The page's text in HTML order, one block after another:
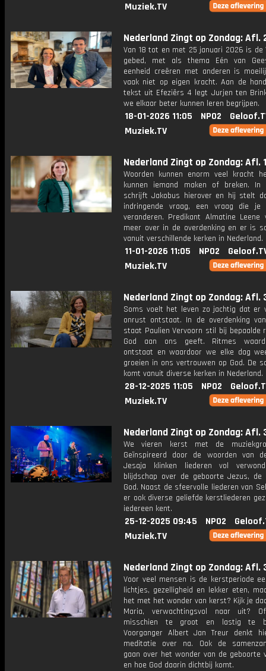
Muziek.TV
Nederland Zingt op Zondag: Afl.
Van 18 tot en met 25 januari 2026 is de
gebed, met als thema Eén van
eenheid creëren met anderen is
vaak niet op eigen kracht. Aan de
tekst uit Efeziërs 4 legt Jurjen ten
we elkaar beter kunnen leren begrijpen.
18-01-2026 11:05 NPO2
Muziek.TV
Nederland Zingt op Zondag: Afl. 1
Woorden kunnen enorm veel kracht
kunnen iemand maken of breken. In
schrijft Jakobus hierover en hij stelt
indringende vraag, een vraag die
veranderen. Predikant Almatine
meer over in de overdenking en er is
vanuit verschillende kerken in Nederland.
11-01-2026 11:05 NPO2
Muziek.TV
Nederland Zingt op Zondag: Afl.
Soms voelt het leven zo jachtig dat er
onrust ontstaat. In de overdenking
staat Paulien Vervoorn stil bij bepaalde
God aan ons geeft. Ritmes
ontstaat en waardoor we elke dag
groeien in ons vertrouwen op God. De
komt vanuit diverse kerken in Nederland.
28-12-2025 11:05 NPO2
Muziek.TV
Nederland Zingt op Zondag: Afl.
We vieren kerst met de
Geïnspireerd door de woorden van
Jesaja klinken liederen vol
blijdschap over de geboorte Jezus, de
God. Naast de sfeervolle liederen van
er ook diverse geliefde kerstliederen
iedereen kent.
25-12-2025 09:45 NPO2
Muziek.TV
Nederland Zingt op Zondag: Afl.
Voor veel mensen is de kerstperiode
lichtjes, gezelligheid en lekker eten,
het met het wonder van kerst? Kijk je
Maria, verwachtingsvol naar uit?
misschien te groot en lastig te
Voorganger Albert Jan Treur denkt
meditatie over na. Ook de
gaan over het wonder van de geboorte
en hoe God daarin dichtbij komt.